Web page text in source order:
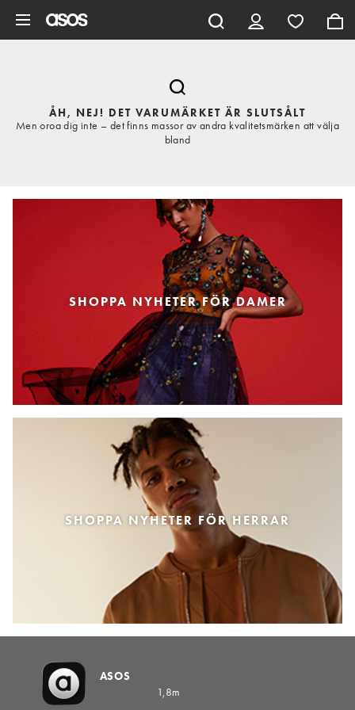
ÅH, NEJ! DET VARUMÄRKET ÄR SLUTSÅLT
Men oroa dig inte – det finns massor av andra kvalitetsmärken att välja
bland
SHOPPA NYHETER FÖR DAMER
SHOPPA NYHETER FÖR HERRAR
ASOS
1,8m